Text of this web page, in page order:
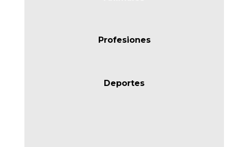
Profesiones
Deportes